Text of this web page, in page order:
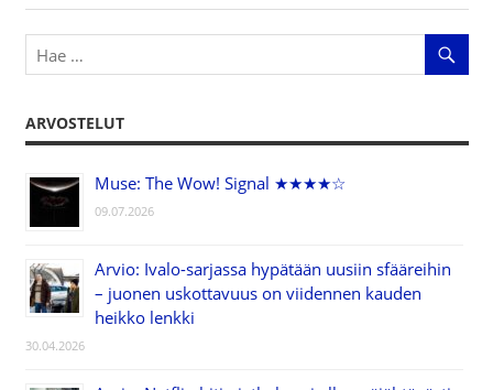
ARVOSTELUT
Muse: The Wow! Signal ★★★★☆
09.07.2026
Arvio: Ivalo-sarjassa hypätään uusiin sfääreihin
– juonen uskottavuus on viidennen kauden
heikko lenkki
30.04.2026